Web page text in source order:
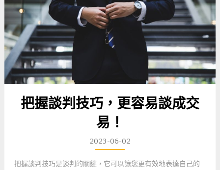
把握談判技巧，更容易談成交
易！
2023-06-02
把握談判技巧是談判的關鍵，它可以讓您更有效地表達自己的